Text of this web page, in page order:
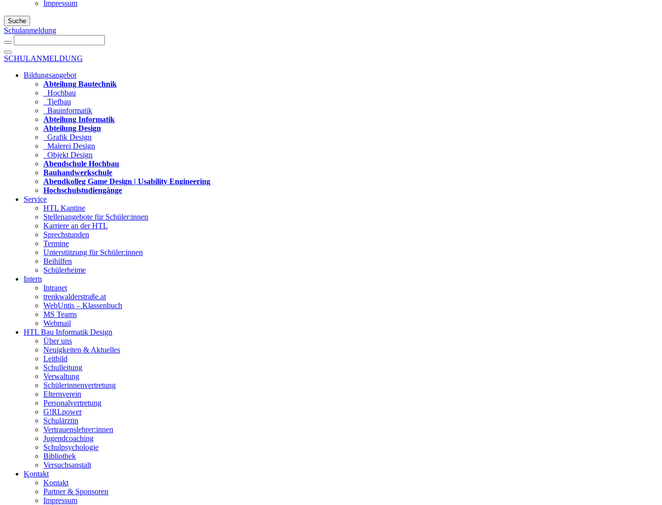
Impressum
Suche
Schulanmeldung
SCHULANMELDUNG
Bildungsangebot
Abteilung Bautechnik
Hochbau
Tiefbau
Bauinformatik
Abteilung Informatik
Abteilung Design
Grafik Design
Malerei Design
Objekt Design
Abendschule Hochbau
Bauhandwerkschule
Abendkolleg Game Design | Usability Engineering
Hochschulstudiengänge
Service
HTL Kantine
Stellenangebote für Schüler:innen
Karriere an der HTL
Sprechstunden
Termine
Unterstützung für Schüler:innen
Beihilfen
Schülerheime
Intern
Intranet
trenkwalderstraße.at
WebUntis – Klassenbuch
MS Teams
Webmail
HTL Bau Informatik Design
Über uns
Neuigkeiten & Aktuelles
Leitbild
Schulleitung
Verwaltung
Schülerinnenvertretung
Elternverein
Personalvertretung
G!RLpower
Schulärztin
Vertrauenslehrer:innen
Jugendcoaching
Schulpsychologie
Bibliothek
Versuchsanstalt
Kontakt
Kontakt
Partner & Sponsoren
Impressum